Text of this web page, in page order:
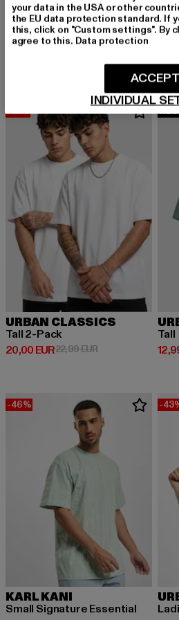
URBAN CLASSICS
Heavy Oversized
Tall
-13%
URBAN CLASSICS
Tall 2-Pack
20,00 EUR
Derzeitiger Preis: 20,00 EUR
22,99 EURAktionspreis: 22,99
NEU
Tall
-46%
KARL KANI
Small Signature Essential
-
your data in the USA or other
the EU data protection standard. If
this, click on "Custom settings". By
agree to this. Data protection
INDIVIDUAL
ACCEPT